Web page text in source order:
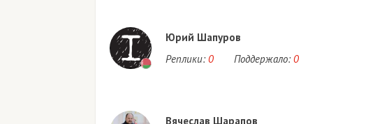
Юрий Шапуров
Реплики: 0 Поддержало: 0
Вячеслав Шарапов